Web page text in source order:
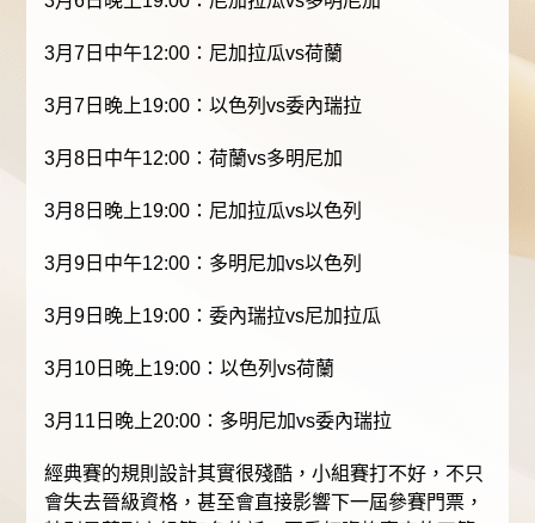
3月7日中午12:00：尼加拉瓜vs荷蘭
3月7日晚上19:00：以色列vs委內瑞拉
3月8日中午12:00：荷蘭vs多明尼加
3月8日晚上19:00：尼加拉瓜vs以色列
3月9日中午12:00：多明尼加vs以色列
3月9日晚上19:00：委內瑞拉vs尼加拉瓜
3月10日晚上19:00：以色列vs荷蘭
3月11日晚上20:00：多明尼加vs委內瑞拉
經典賽的規則設計其實很殘酷，小組賽打不好，不只
會失去晉級資格，甚至會直接影響下一屆參賽門票，